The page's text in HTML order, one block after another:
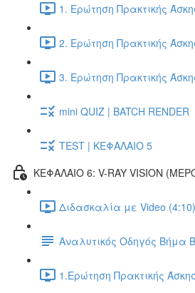
1. Ερώτηση Πρακτικής
2. Ερώτηση Πρακτικής
3. Ερώτηση Πρακτικής
mini QUIZ | BATCH RENDER
TEST | ΚΕΦΑΛΑΙΟ 5
ΚΕΦΑΛΑΙΟ 6: V-RAY VISION
Διδασκαλία με Video (4:10)
Αναλυτικός Οδηγός Βήμα
1.Ερώτηση Πρακτικής